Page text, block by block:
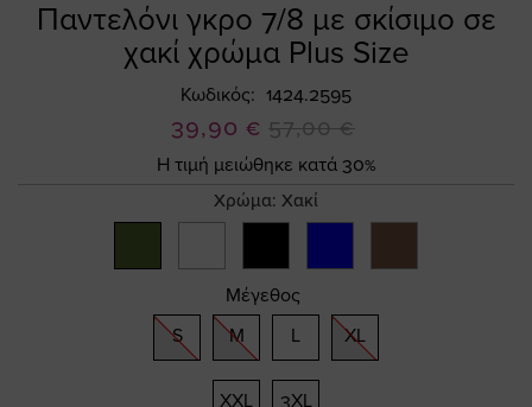
Παντελόνι γκρο 7/8 με σκίσιμο σε
χακί χρώμα Plus Size
Κωδικός 1424.2595
Ειδική
Τιμή
39,90 € 57,00 €
Η τιμή μειώθηκε κατά 30%
Χρώμα: Χακί
Μέγεθος
S
M L XL
XXL 3XL
Skip